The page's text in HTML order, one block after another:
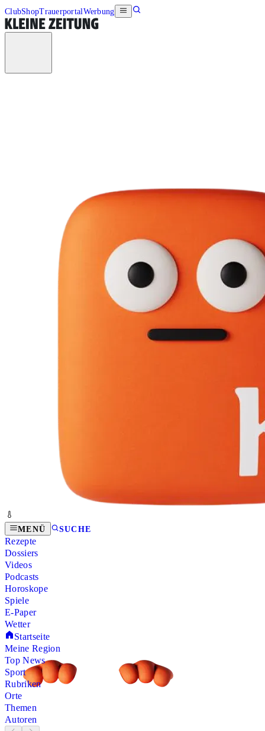
ClubShopTrauerportalWerbung
MENÜ SUCHE
Rezepte
Dossiers
Videos
Podcasts
Horoskope
Spiele
E-Paper
Wetter
Startseite
Meine Region
Top News
Sport
Rubriken
Orte
Themen
Autoren